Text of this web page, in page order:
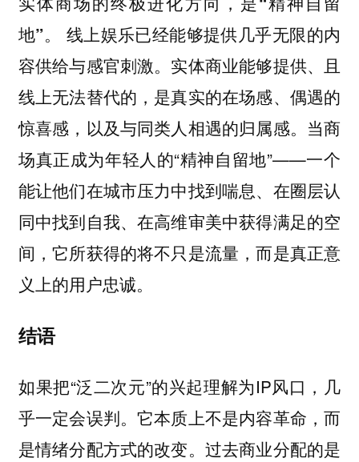
地”。
线上娱乐已经能够提供几乎无限的内
容供给与感官刺激。实体商业能够提供、且
线上无法替代的，是真实的在场感、偶遇的
惊喜感，以及与同类人相遇的归属感。当商
场真正成为年轻人的“精神自留地”——一个
能让他们在城市压力中找到喘息、在圈层认
同中找到自我、在高维审美中获得满足的空
间，它所获得的将不只是流量，而是真正意
义上的用户忠诚。
结语
如果把“泛二次元”的兴起理解为IP风口，几
乎一定会误判。它本质上不是内容革命，而
是情绪分配方式的改变。过去商业分配的是